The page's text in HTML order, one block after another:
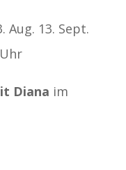
Aug. 13. Sept.
Diana im